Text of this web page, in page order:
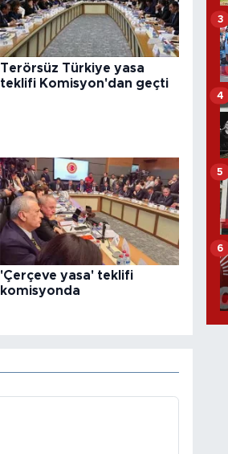
Terörsüz Türkiye yasa
teklifi Komisyon'dan geçti
'Çerçeve yasa' teklifi
komisyonda
3
4
5
6